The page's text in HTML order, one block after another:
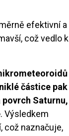
efektivní a
což vedlo k
částice pak
Saturnu,
. Výsledkem
což naznačuje,